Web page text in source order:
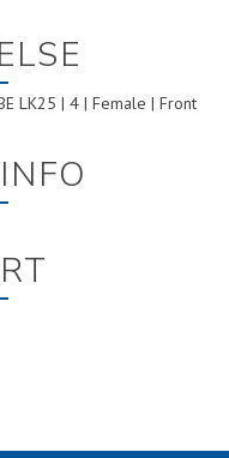
LK25 | 4 | Female | Front